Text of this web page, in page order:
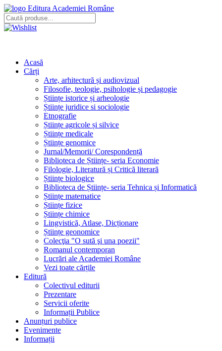
Editura Academiei Române
Acasă
Cărți
Arte, arhitectură și audiovizual
Filosofie, teologie, psihologie și pedagogie
Științe istorice și arheologie
Științe juridice si sociologie
Etnografie
Științe agricole și silvice
Științe medicale
Științe genomice
Jurnal/Memorii/ Corespondență
Biblioteca de Științe- seria Economie
Filologie, Literatură și Critică literară
Științe biologice
Biblioteca de Științe- seria Tehnica și Informatică
Științe matematice
Științe fizice
Științe chimice
Lingvistică, Atlase, Dicționare
Științe geonomice
Colecţia "O sută şi una poezii"
Romanul contemporan
Lucrări ale Academiei Române
Vezi toate cărțile
Editură
Colectivul editurii
Prezentare
Servicii oferite
Informații Publice
Anunțuri publice
Evenimente
Informații